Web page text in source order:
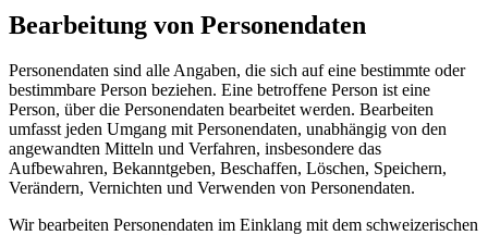
Bearbeitung von Personendaten
Personendaten sind alle Angaben, die sich auf eine bestimmte oder
bestimmbare Person beziehen. Eine betroffene Person ist eine
Person, über die Personendaten bearbeitet werden. Bearbeiten
umfasst jeden Umgang mit Personendaten, unabhängig von den
angewandten Mitteln und Verfahren, insbesondere das
Aufbewahren, Bekanntgeben, Beschaffen, Löschen, Speichern,
Verändern, Vernichten und Verwenden von Personendaten.
Wir bearbeiten Personendaten im Einklang mit dem schweizerischen